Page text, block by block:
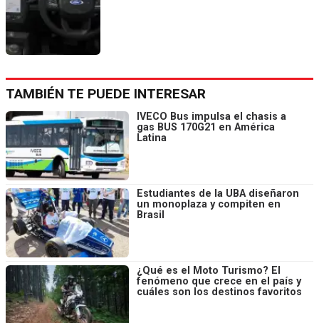
TAMBIÉN TE PUEDE INTERESAR
IVECO Bus impulsa el chasis a
gas BUS 170G21 en América
Latina
Estudiantes de la UBA diseñaron
un monoplaza y compiten en
Brasil
¿Qué es el Moto Turismo? El
fenómeno que crece en el país y
cuáles son los destinos favoritos